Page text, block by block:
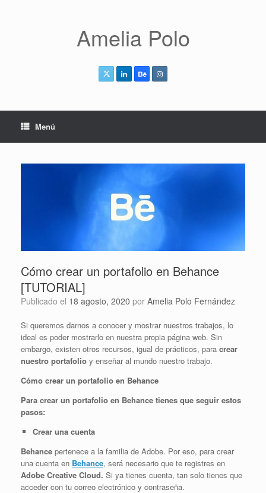
Amelia Polo
Menú
Cómo crear un portafolio en Behance
[TUTORIAL]
Publicado el 18 agosto, 2020 por Amelia Polo Fernández
Si queremos darnos a conocer y mostrar nuestros trabajos, lo
ideal es poder mostrarlo en nuestra propia página web. Sin
embargo, existen otros recursos, igual de prácticos, para crear
nuestro portafolio y enseñar al mundo nuestro trabajo.
Cómo crear un portafolio en Behance
Para crear un portafolio en Behance tienes que seguir estos
pasos:
Crear una cuenta
Behance pertenece a la familia de Adobe. Por eso, para crear
una cuenta en Behance, será necesario que te registres en
Adobe Creative Cloud. Si ya tienes cuenta, tan solo tienes que
acceder con tu correo electrónico y contraseña.